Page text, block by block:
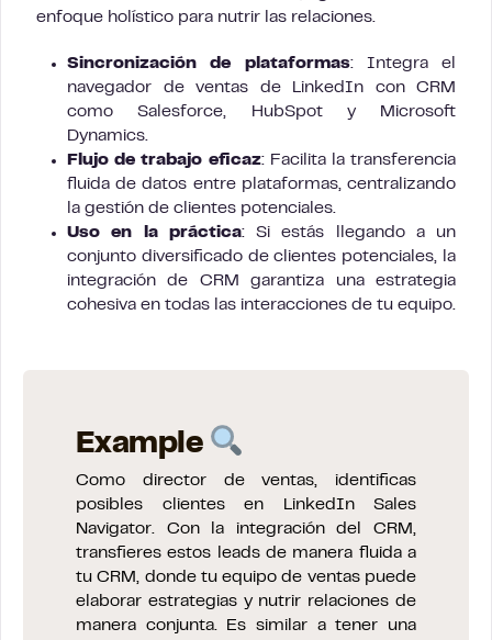
enfoque holístico para nutrir las relaciones.
Sincronización de plataformas: Integra el
navegador de ventas de LinkedIn con CRM
como Salesforce, HubSpot y Microsoft
Dynamics.
Flujo de trabajo eficaz: Facilita la transferencia
fluida de datos entre plataformas, centralizando
la gestión de clientes potenciales.
Uso en la práctica: Si estás llegando a un
conjunto diversificado de clientes potenciales, la
integración de CRM garantiza una estrategia
cohesiva en todas las interacciones de tu equipo.
Example
Como director de ventas, identificas
posibles clientes en LinkedIn Sales
Navigator. Con la integración del CRM,
transfieres estos leads de manera fluida a
tu CRM, donde tu equipo de ventas puede
elaborar estrategias y nutrir relaciones de
manera conjunta. Es similar a tener una